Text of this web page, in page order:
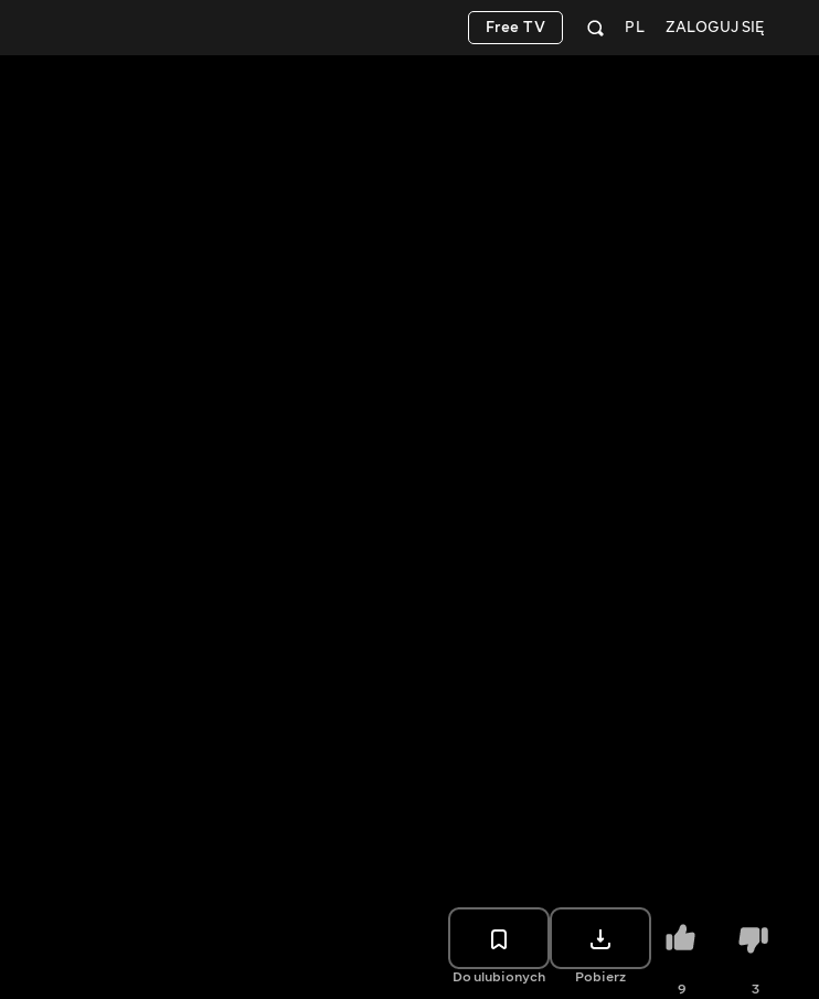
ZALOGUJ SIĘ
PL
Free TV
Do ulubionych Pobierz
9 3